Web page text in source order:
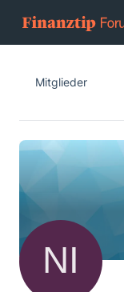
Mitglieder